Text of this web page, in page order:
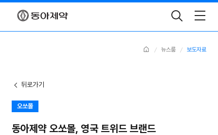
Toggle
Search
Home 뉴스룸 보도자료
뒤로가기
오쏘몰
동아제약 오쏘몰, 영국 트위드 브랜드